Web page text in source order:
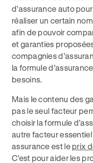
d’assurance auto
réaliser un certain
afin de pouvoir
et garanties
compagnies
la formule
besoins.
Mais le contenu des
pas le seul facteur
choisir la formule
autre facteur
assurance est le prix
C’est pour aider les